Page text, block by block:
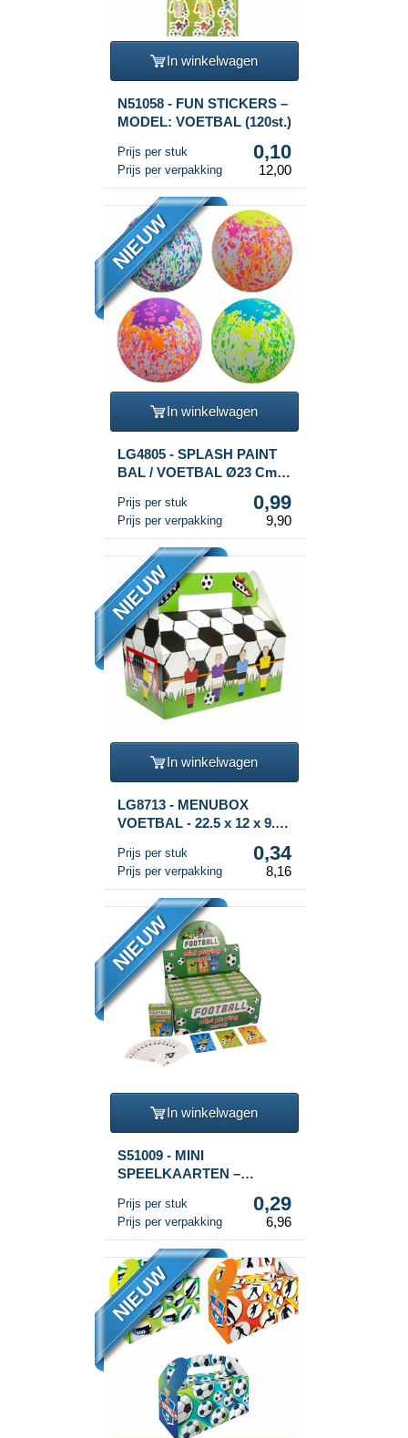
In winkelwagen
N51058 - FUN STICKERS –
MODEL: VOETBAL (120st.)
Prijs per stuk 0,10
Prijs per verpakking 12,00
NIEUW
In winkelwagen
LG4805 - SPLASH PAINT
BAL / VOETBAL Ø23 Cm
Prijs per stuk 0,99
Prijs per verpakking 9,90
NIEUW
In winkelwagen
LG8713 - MENUBOX
VOETBAL - 22.5 x 12 x 9.5
Prijs per stuk 0,34
Prijs per verpakking 8,16
NIEUW
In winkelwagen
S51009 - MINI
SPEELKAARTEN –
DISPLAY (24st.)
Prijs per stuk 0,29
Prijs per verpakking 6,96
NIEUW